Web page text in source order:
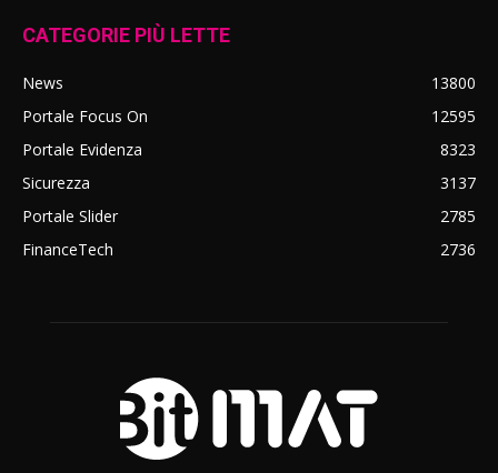
CATEGORIE PIÙ LETTE
News
13800
Portale Focus On
12595
Portale Evidenza
8323
Sicurezza
3137
Portale Slider
2785
FinanceTech
2736